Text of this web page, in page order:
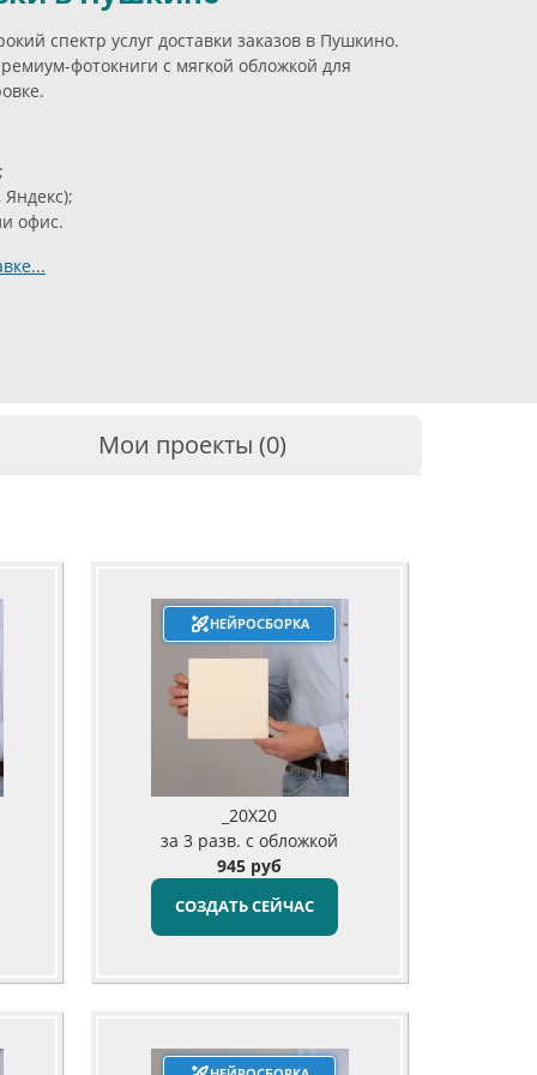
спектр услуг доставки заказов в Пушкино.
фотокниги с мягкой обложкой для
офис.
Мои проекты (0)
НЕЙРОСБОРКА
_20X20
за 3 разв. с обложкой
945 руб
СОЗДАТЬ СЕЙЧАС